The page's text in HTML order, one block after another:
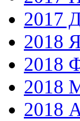
2017
2018
2018
2018
2018